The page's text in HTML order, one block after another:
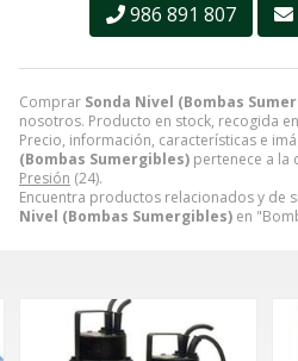
Comprar Sonda Nivel (Bombas
nosotros. Producto en stock, recogida
Precio, información, características e
(Bombas Sumergibles) pertenece a la
Presión (24).
Encuentra productos relacionados y de
Nivel (Bombas Sumergibles) en
986 891 807